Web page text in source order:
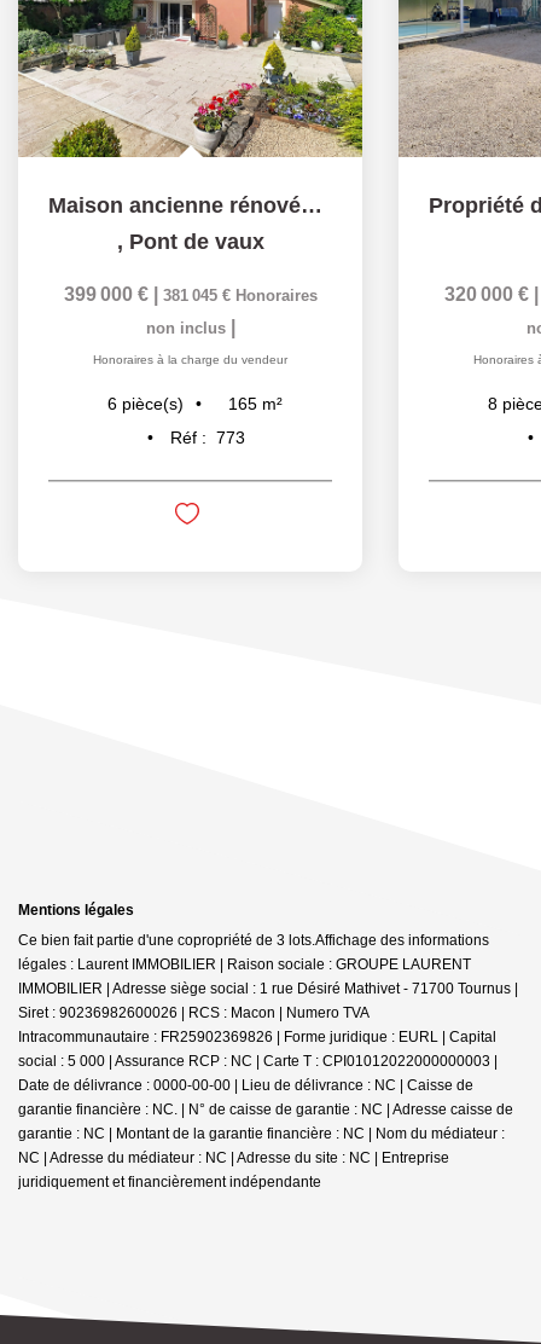
Maison ancienne rénovée, 5 chambres, spacieux terrain -...
, Pont de vaux
399 000 € 381 045 € Honoraires
non inclus
Honoraires à la charge du vendeur
6 pièce(s) 165 m²
Réf : 773
320 000 €
Honoraires
8
Mentions légales
Ce bien fait partie d'une copropriété de 3 lots.Affichage des informations
légales : Laurent IMMOBILIER | Raison sociale : GROUPE LAURENT
IMMOBILIER | Adresse siège social : 1 rue Désiré Mathivet - 71700 Tournus |
Siret : 90236982600026 | RCS : Macon | Numero TVA
Intracommunautaire : FR25902369826 | Forme juridique : EURL | Capital
social : 5 000 | Assurance RCP : NC | Carte T : CPI01012022000000003 |
Date de délivrance : 0000-00-00 | Lieu de délivrance : NC | Caisse de
garantie financière : NC. | N° de caisse de garantie : NC | Adresse caisse de
garantie : NC | Montant de la garantie financière : NC | Nom du médiateur :
NC | Adresse du médiateur : NC | Adresse du site : NC | Entreprise
juridiquement et financièrement indépendante